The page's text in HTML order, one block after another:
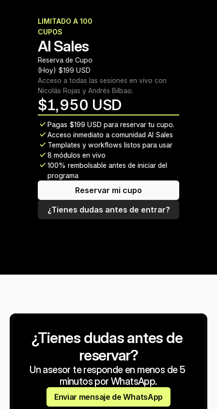
LIMITADO A 100
CUPOS
AI Sales
Reserva de Cupo
(Hoy) $199 USD
Acceso a todas las sesiones en vivo con
Nicolás Rojas y Andrés Bilbao.
$1,950 USD
Pagas $199 USD para reservar tu cupo.
Acceso inmediato a comunidad AI Sales
Templates y workflows listos para usar
8 módulos en vivo
100% rembolsable antes de iniciar del
programa
Reservar mi cupo
¿Tienes dudas antes de entrar?
¿Tienes dudas antes de
reservar?
Un asesor te responde en menos de 5
minutos por WhatsApp.
Enviar mensaje de WhatsApp